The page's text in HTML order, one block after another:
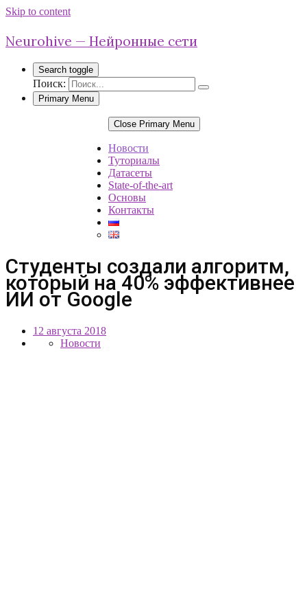
Skip to content
Neurohive — Нейронные сети
Search toggle
Поиск:
Primary Menu
Close Primary Menu
Новости
Туториалы
Датасеты
State-of-the-art
Основы
Контакты
Cтуденты создали алгоритм,
который на 40% эффективнее
ИИ от Google
12 августа 2018
Новости